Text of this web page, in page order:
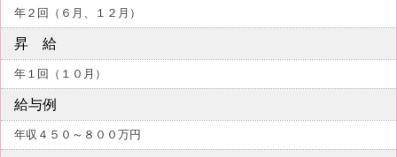
年２回（６月、１２月）
昇 給
年１回（１０月）
給与例
年収４５０～８００万円